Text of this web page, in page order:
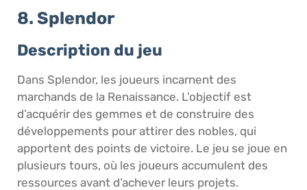
8. Splendor
Description du jeu
Dans Splendor, les joueurs incarnent des
marchands de la Renaissance. L’objectif est
d’acquérir des gemmes et de construire des
développements pour attirer des nobles, qui
apportent des points de victoire. Le jeu se joue en
plusieurs tours, où les joueurs accumulent des
ressources avant d’achever leurs projets.